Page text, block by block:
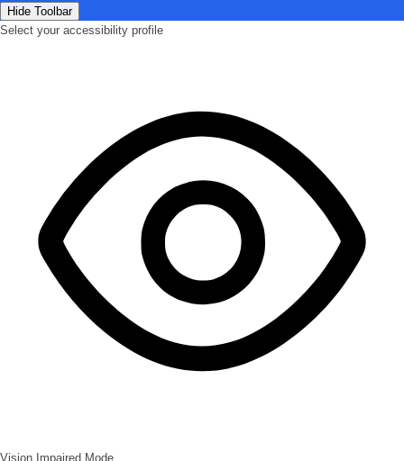
Hide Toolbar
Select your accessibility profile
Vision Impaired Mode